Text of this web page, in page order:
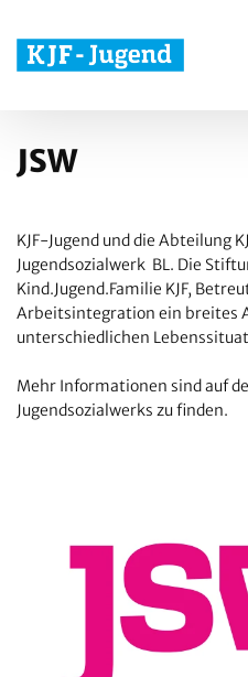
JSW
KJF-Jugend und die Abteilung
Jugendsozialwerk BL. Die
Kind.Jugend.Familie KJF,
Arbeitsintegration ein breites
unterschiedlichen
Mehr Informationen sind auf
Jugendsozialwerks zu finden.